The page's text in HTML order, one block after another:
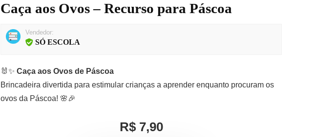
Caça aos Ovos – Recurso para Páscoa
Vendedor:
SÓ ESCOLA
🐰✨ Caça aos Ovos de Páscoa
Brincadeira divertida para estimular crianças a aprender enquanto procuram os
ovos da Páscoa! 🌸🎉
R$ 7,90